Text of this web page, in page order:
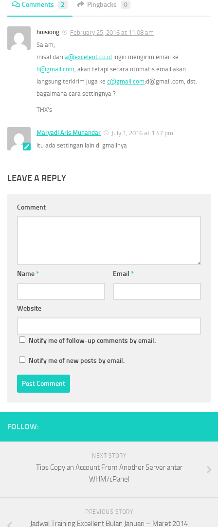
Comments 2 Pingbacks 0
hoisiong
February 25, 2016 at 11:08 am
Salam,
misal dari a@excelent.co.id ingin mengirim email ke
b@gmail.com, akan tetapi secara otomatis email akan
langsung terkirim juga ke c@gmail.com;d@gmail.com, dst.
bagaimana cara settingnya ?
THX’s
Maryadi Aris Munandar
July 1, 2016 at 1:47 pm
Itu ada settingan lain di gmailnya
LEAVE A REPLY
Comment
Name* Email *
Website
Notify me of follow-up comments by email.
Notify me of new posts by email.
FOLLOW:
NEXT STORY
Tips Copy an Account From Another Server antar
WHM/cPanel
PREVIOUS STORY
Jadwal Training Excellent Bulan Januari – Maret 2014